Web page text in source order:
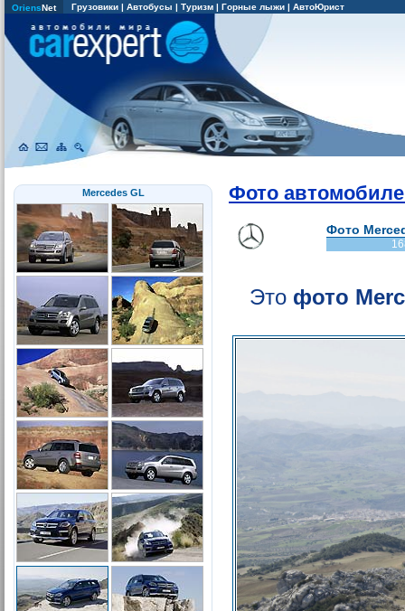
OriensNet Грузовики | Автобусы | Туризм | Горные лыжи | АвтоЮрист
Mercedes GL Фото
Фото
Это фото